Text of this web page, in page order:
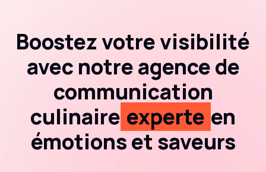
Boostez votre visibilité
avec notre agence de
communication
culinaire experte en
émotions et saveurs